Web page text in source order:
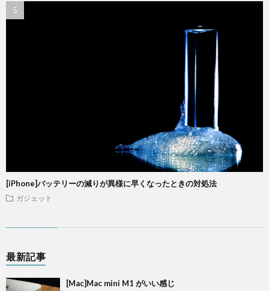
[iPhone]バッテリーの減りが異様に早くなったときの対処法
ガジェット
最新記事
[Mac]Mac mini M1 がいい感じ